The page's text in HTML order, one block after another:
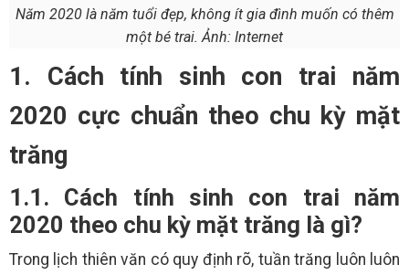
Năm 2020 là năm tuổi đẹp, không ít gia đình muốn có thêm
một bé trai. Ảnh: Internet
1. Cách tính sinh con trai năm
2020 cực chuẩn theo chu kỳ mặt
trăng
1.1. Cách tính sinh con trai năm
2020 theo chu kỳ mặt trăng là gì?
Trong lịch thiên văn có quy định rõ, tuần trăng luôn luôn